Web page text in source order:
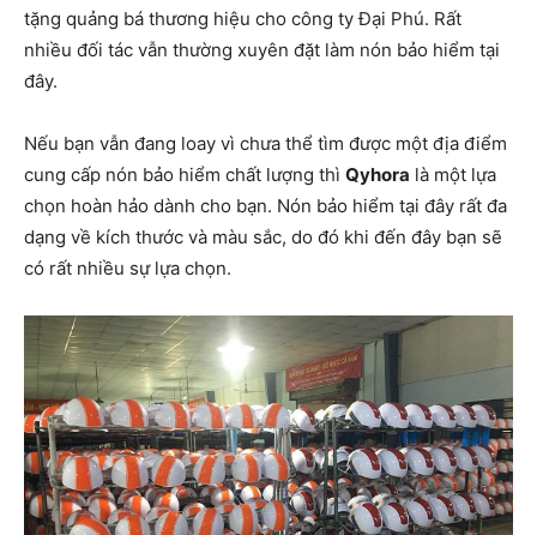
tặng quảng bá thương hiệu cho công ty Đại Phú. Rất
nhiều đối tác vẫn thường xuyên đặt làm nón bảo hiểm tại
đây.
Nếu bạn vẫn đang loay vì chưa thể tìm được một địa điểm
cung cấp nón bảo hiểm chất lượng thì Qyhora là một lựa
chọn hoàn hảo dành cho bạn. Nón bảo hiểm tại đây rất đa
dạng về kích thước và màu sắc, do đó khi đến đây bạn sẽ
có rất nhiều sự lựa chọn.